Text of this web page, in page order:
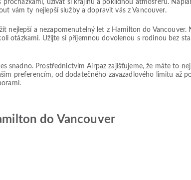
užívat si krajinu a poklidnou atmosféru.
vám ty nejlepší služby a dopravit vás z Vancouver.
nejlepší a nezapomenutelný let z Hamilton do Vancouver.
otázkami. Užijte si příjemnou dovolenou s rodinou bez
snadno. Prostřednictvím Airpaz zajišťujeme, že máte to
preferencím, od dodatečného zavazadlového limitu až
do Vancouver